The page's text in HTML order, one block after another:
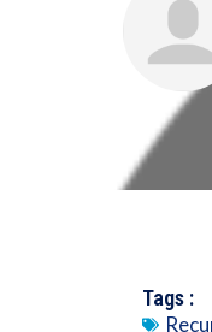
Tags :